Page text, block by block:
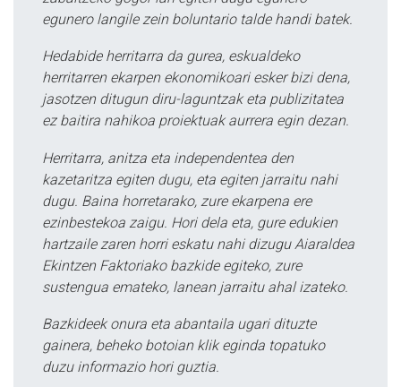
egunero langile zein boluntario talde handi batek.
Hedabide herritarra da gurea, eskualdeko
herritarren ekarpen ekonomikoari esker bizi dena,
jasotzen ditugun diru-laguntzak eta publizitatea
ez baitira nahikoa proiektuak aurrera egin dezan.
Herritarra, anitza eta independentea den
kazetaritza egiten dugu, eta egiten jarraitu nahi
dugu. Baina horretarako, zure ekarpena ere
ezinbestekoa zaigu. Hori dela eta, gure edukien
hartzaile zaren horri eskatu nahi dizugu Aiaraldea
Ekintzen Faktoriako bazkide egiteko, zure
sustengua emateko, lanean jarraitu ahal izateko.
Bazkideek onura eta abantaila ugari dituzte
gainera, beheko botoian klik eginda topatuko
duzu informazio hori guztia.